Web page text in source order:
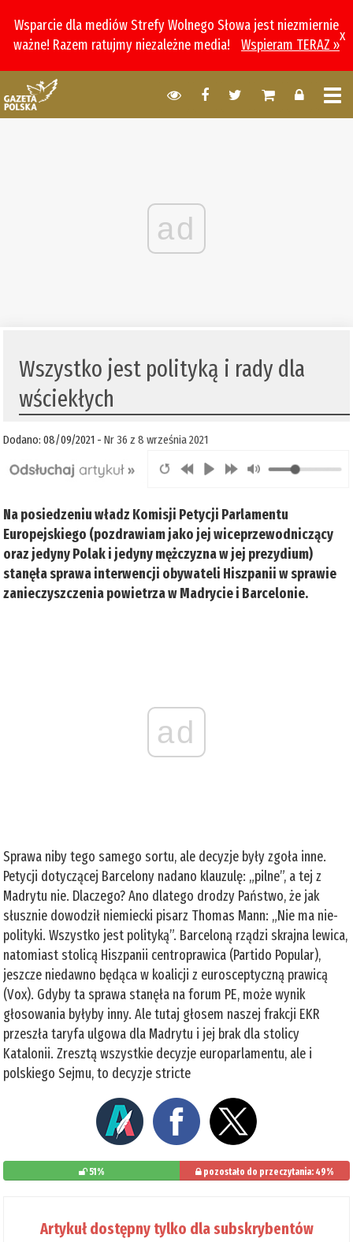
Wsparcie dla mediów Strefy Wolnego Słowa jest niezmiernie
ważne! Razem ratujmy niezależne media!
Wspieram TERAZ »
x
ad
Wszystko jest polityką i rady dla
wściekłych
Dodano: 08/09/2021 -Nr 36 z 8 września 2021
Na posiedzeniu władz Komisji Petycji Parlamentu
Europejskiego (pozdrawiam jako jej wiceprzewodniczący
oraz jedyny Polak i jedyny mężczyzna w jej prezydium)
stanęła sprawa interwencji obywateli Hiszpanii w sprawie
zanieczyszczenia powietrza w Madrycie i Barcelonie.
ad
Sprawa niby tego samego sortu, ale decyzje były zgoła inne.
Petycji dotyczącej Barcelony nadano klauzulę: „pilne”, a tej z
Madrytu nie. Dlaczego? Ano dlatego drodzy Państwo, że jak
słusznie dowodził niemiecki pisarz Thomas Mann: „Nie ma nie-
polityki. Wszystko jest polityką”. Barceloną rządzi skrajna lewica,
natomiast stolicą Hiszpanii centroprawica (Partido Popular),
jeszcze niedawno będąca w koalicji z eurosceptyczną prawicą
(Vox). Gdyby ta sprawa stanęła na forum PE, może wynik
głosowania byłyby inny. Ale tutaj głosem naszej frakcji EKR
przeszła taryfa ulgowa dla Madrytu i jej brak dla stolicy
Katalonii. Zresztą wszystkie decyzje europarlamentu, ale i
polskiego Sejmu, to decyzje stricte
51% pozostało do przeczytania: 49%
Artykuł dostępny tylko dla subskrybentów